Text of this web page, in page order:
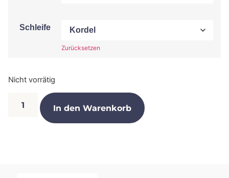
Schleife
Zurücksetzen
Nicht vorrätig
In den Warenkorb